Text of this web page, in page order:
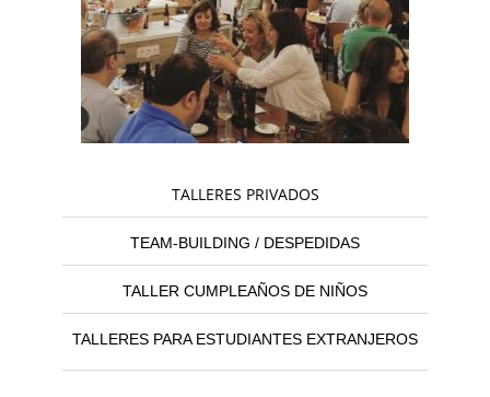
TALLERES PRIVADOS
TEAM-BUILDING / DESPEDIDAS
TALLER CUMPLEAÑOS DE NIÑOS
TALLERES PARA ESTUDIANTES EXTRANJEROS